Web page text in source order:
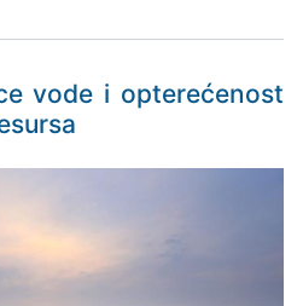
vode i opterećenost